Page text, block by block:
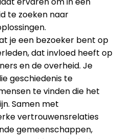
te zoeken naar
je een bezoeker bent op
dat invloed heeft op
en de overheid. Je
geschiedenis te
te vinden die het
Samen met
vertrouwensrelaties
gemeenschappen,